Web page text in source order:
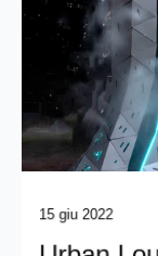
15 giu 2022